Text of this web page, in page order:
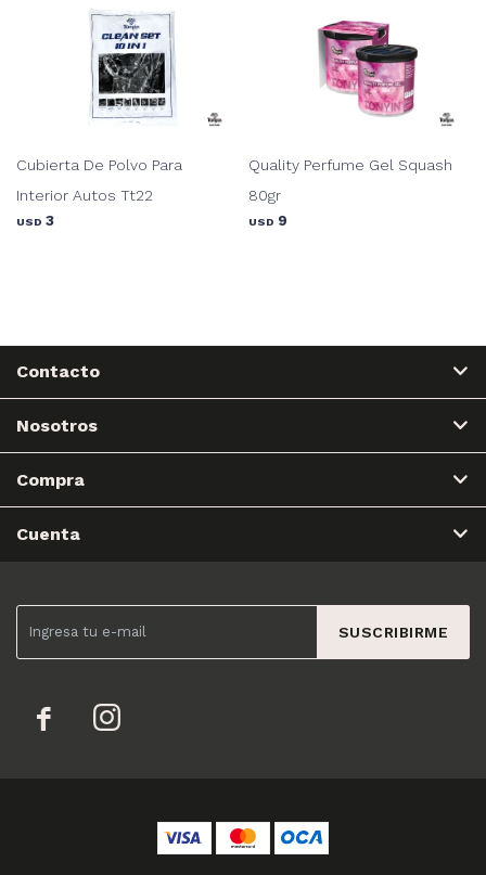
Cubierta De Polvo Para
Interior Autos Tt22
USD 3
Quality Perfume Gel Squash
80gr
USD 9
SUSCRIBIRME
 
Contacto
Nosotros
Compra
Cuenta